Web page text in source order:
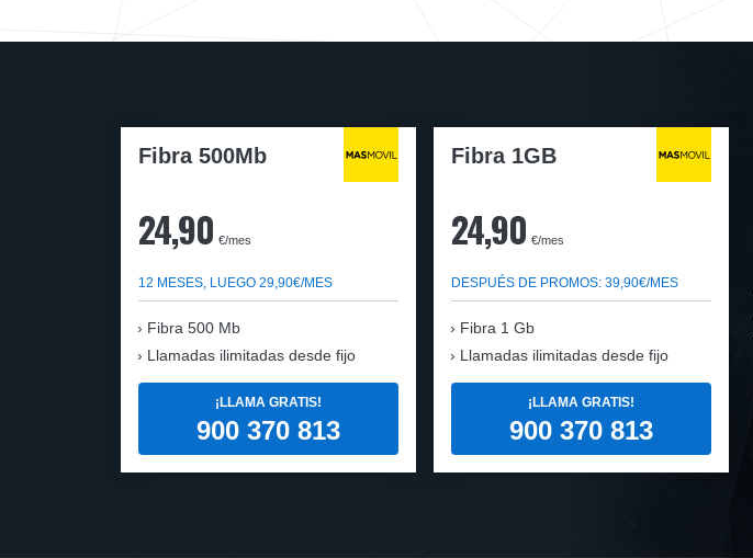
Fibra 500Mb
24,90 €/mes
12 MESES, LUEGO 29,90€/MES
Fibra 500 Mb
Llamadas ilimitadas desde fijo
¡LLAMA GRATIS!
900 370 813
Fibra 1GB
24,90 €/mes
DESPUÉS DE PROMOS: 39,90€/MES
Fibra 1 Gb
Llamadas ilimitadas desde fijo
¡LLAMA GRATIS!
900 370 813